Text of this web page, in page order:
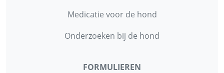
Medicatie voor de hond
Onderzoeken bij de hond
FORMULIEREN